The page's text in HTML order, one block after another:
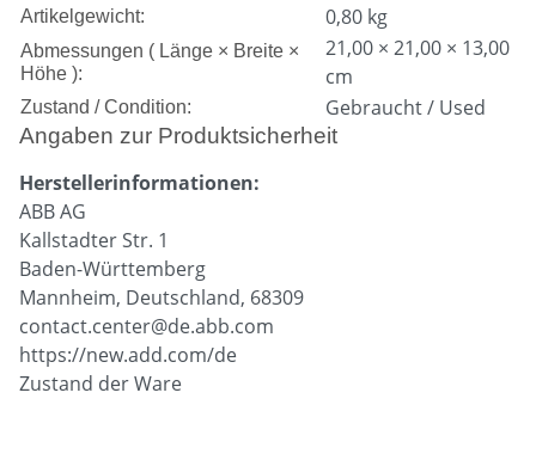
Artikelgewicht: 0,80 kg
Abmessungen ( Länge × Breite ×
Höhe ):
21,00 × 21,00 × 13,00
cm
Zustand / Condition: Gebraucht / Used
Angaben zur Produktsicherheit
Herstellerinformationen:
ABB AG
Kallstadter Str. 1
Baden-Württemberg
Mannheim, Deutschland, 68309
contact.center@de.abb.com
https://new.add.com/de
Zustand der Ware